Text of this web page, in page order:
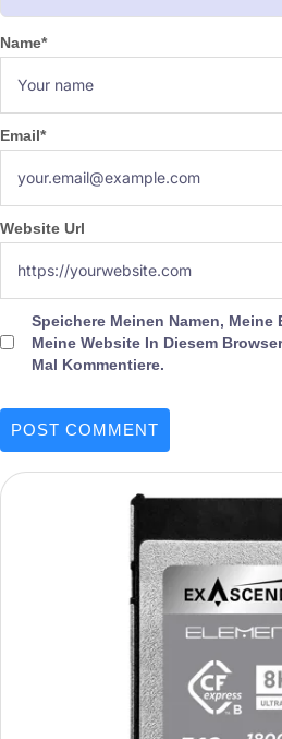
Name*
Email*
Website Url
Speichere Meinen Namen, Meine
Meine Website In Diesem
Mal Kommentiere.